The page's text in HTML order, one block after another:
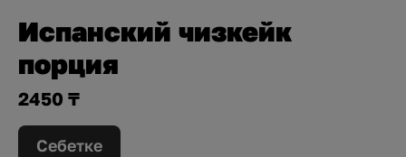
Испанский чизкейк
порция
2450 ₸
Себетке